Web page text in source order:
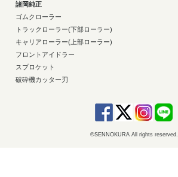
諸岡純正
ゴムクローラー
トラックローラー(下部ローラー)
キャリアローラー(上部ローラー)
フロントアイドラー
スプロケット
破砕機カッター刃
©SENNOKURA All rights reserved.